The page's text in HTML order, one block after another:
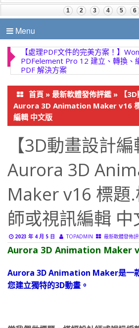
Menu
【終極多功能視訊解決方案】
UniConverter 17.4.5.648 完美影片
首頁»最新軟體發佈評鑑»【3D
Aurora 3D Animation Maker v16 標
編輯 中文版
【3D動畫設計編
Aurora 3D
Maker v16 標題
師或視訊編輯 中
2023 年 4 月 5 日 TOPADMIN 最新軟體發佈評
Aurora 3D Animation Maker
您建立獨特的3D動畫。